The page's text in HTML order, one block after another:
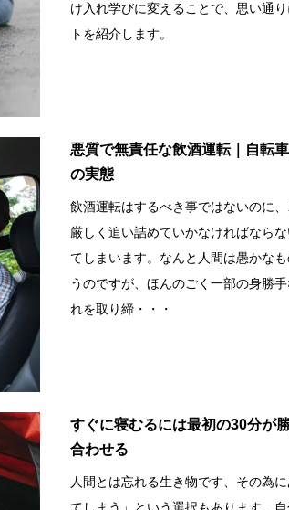
け入れ学びに変えることで、思い通
トを紹介します。
悪質で無責任な飲酒運転｜自転
の実態
飲酒運転はするべき事ではないのに
厳しく追い詰めていかなければなら
てしまいます。なんと人間は愚かな
うのですが、ほんのごく一部の身勝
れを取り締・・・
すぐに寝むるには最初の30分が
合わせる
人間とは忘れる生き物です、その為
てしまう」という選択もあります。